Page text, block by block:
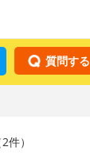
質問する
件）